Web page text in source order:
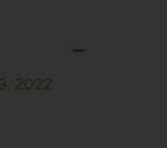
—
2022